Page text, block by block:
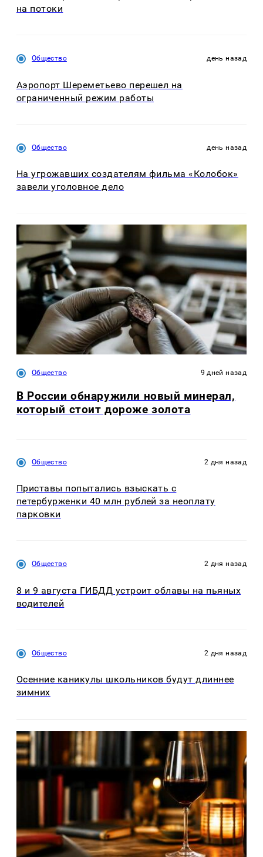
на потоки
Общество день назад
Аэропорт Шереметьево перешел на
ограниченный режим работы
Общество день назад
На угрожавших создателям фильма «Колобок»
завели уголовное дело
Общество 9 дней назад
В России обнаружили новый минерал,
который стоит дороже золота
Общество 2 дня назад
Приставы попытались взыскать с
петербурженки 40 млн рублей за неоплату
парковки
Общество 2 дня назад
8 и 9 августа ГИБДД устроит облавы на пьяных
водителей
Общество 2 дня назад
Осенние каникулы школьников будут длиннее
зимних